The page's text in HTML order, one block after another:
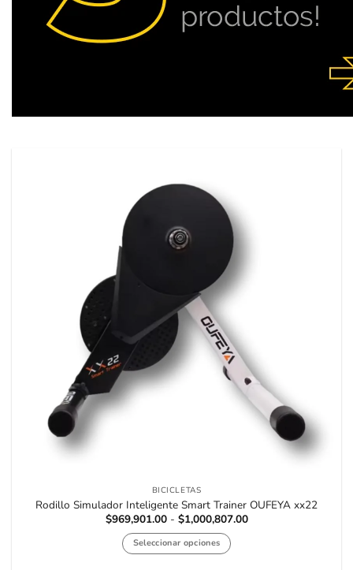
BICICLETAS
Rodillo Simulador Inteligente Smart Trainer OUFEYA xx22
$969,901.00 - $1,000,807.00Rango
Seleccionar opciones